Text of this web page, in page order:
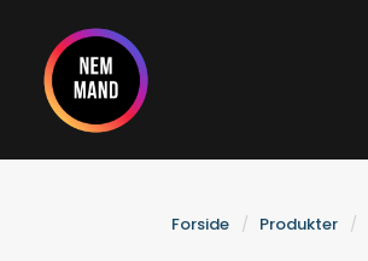
indholdet
Forside Produkter